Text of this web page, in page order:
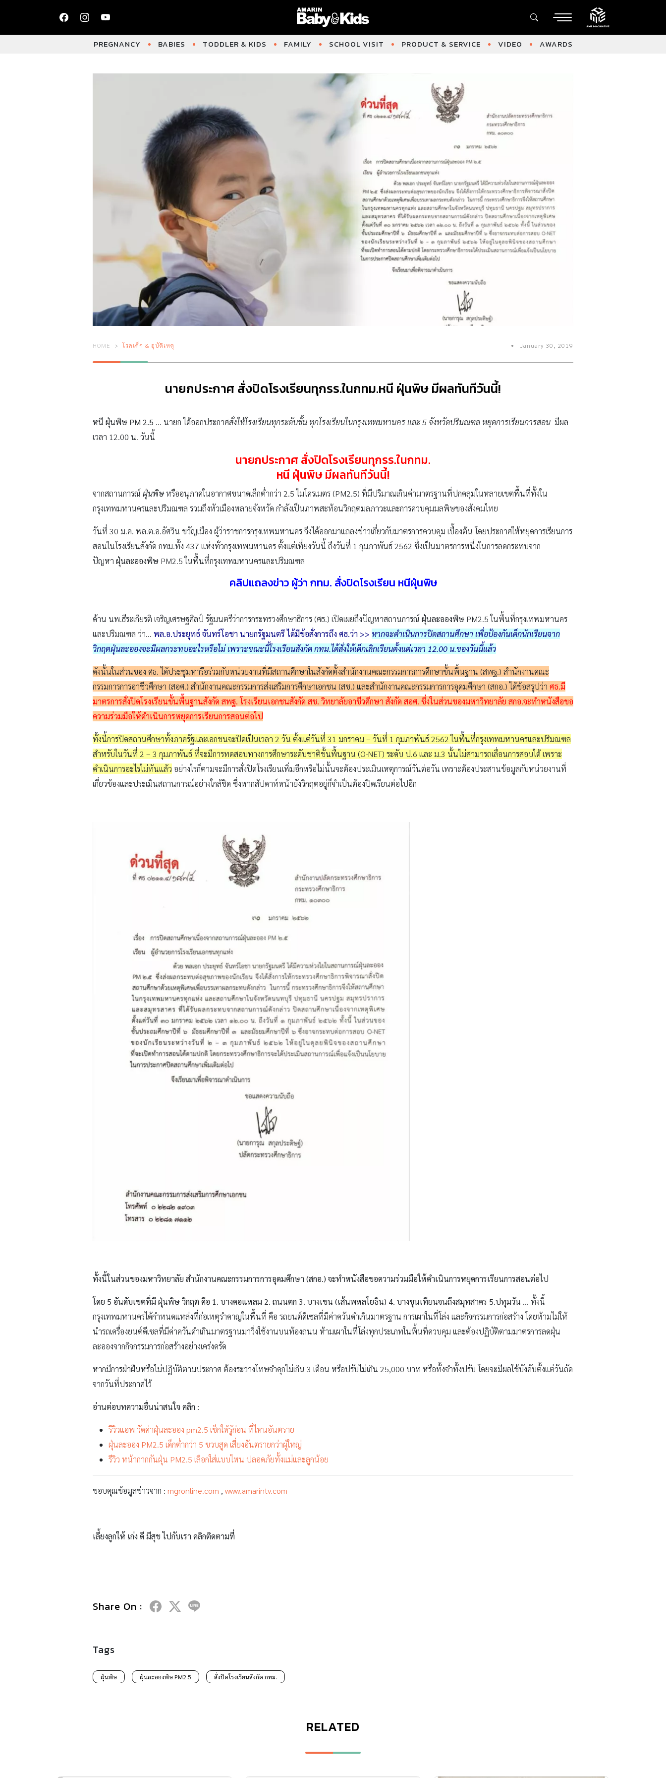
PREGNANCY BABIES TODDLER & KIDS FAMILY SCHOOL VISIT PRODUCT & SERVICE VIDEO AWARDS
HOME โรคเด็ก & อุบัติเหตุ January 30, 2019
นายกประกาศ สั่งปิดโรงเรียนทุกรร.ในกทม.หนี ฝุ่นพิษ มีผลทันทีวันนี้!
หนี ฝุ่นพิษ PM 2.5 … นายก ได้ออกประกาศสั่งให้โรงเรียนทุกระดับชั้น ทุกโรงเรียนในกรุงเทพมหานคร และ 5 จังหวัดปริมณฑล หยุดการเรียนการสอน มีผล
เวลา 12.00 น. วันนี้
นายกประกาศ สั่งปิดโรงเรียนทุกรร.ในกทม.
หนี ฝุ่นพิษ มีผลทันทีวันนี้!
จากสถานการณ์ ฝุ่นพิษหรืออนุภาคในอากาศขนาดเล็กต่ำกว่า 2.5 ไมโครเมตร (PM2.5) ที่มีปริมาณเกินค่ามาตรฐานที่ปกคลุมในหลายเขตพื้นที่ทั้งใน
กรุงเทพมหานครและปริมณฑล รวมถึงหัวเมืองหลายจังหวัด กำลังเป็นภาพสะท้อนวิกฤตมลภาวะและการควบคุมมลพิษของสังคมไทย
วันที่ 30 ม.ค. พล.ต.อ.อัศวิน ขวัญเมือง ผู้ว่าราชการกรุงเทพมหานคร จึงได้ออกมาแถลงข่าวเกี่ยวกับมาตรการควบคุม เบื้องต้น โดยประกาศให้หยุดการเรียนการ
สอนในโรงเรียนสังกัด กทม.ทั้ง 437 แห่งทั่วกรุงเทพมหานคร ตั้งแต่เที่ยงวันนี้ ถึงวันที่ 1 กุมภาพันธ์ 2562 ซึ่งเป็นมาตรการหนึ่งในการลดกระทบจาก
ปัญหา ฝุ่นละอองพิษ PM2.5 ในพื้นที่กรุงเทพมหานครและปริมณฑล
คลิปแถลงข่าว ผู้ว่า กทม. สั่งปิดโรงเรียน หนีฝุ่นพิษ
ด้าน นพ.ธีระเกียรติ เจริญเศรษฐศิลป์ รัฐมนตรีว่าการกระทรวงศึกษาธิการ (ศธ.) เปิดเผยถึงปัญหาสถานการณ์ ฝุ่นละอองพิษ PM2.5 ในพื้นที่กรุงเทพมหานคร
และปริมณฑล ว่า… พล.อ.ประยุทธ์ จันทร์โอชา นายกรัฐมนตรี ได้มีข้อสั่งการถึง ศธ.ว่า >> หากจะดำเนินการปิดสถานศึกษา เพื่อป้องกันเด็กนักเรียนจาก
วิกฤตฝุ่นละอองจะมีผลกระทบอะไรหรือไม่ เพราะขณะนี้โรงเรียนสังกัด กทม.ได้สั่งให้เด็กเลิกเรียนตั้งแต่เวลา 12.00 น.ของวันนี้แล้ว
ดังนั้นในส่วนของ ศธ. ได้ประชุมหารือร่วมกับหน่วยงานที่มีสถานศึกษาในสังกัดตั้งสำนักงานคณะกรรมการการศึกษาขั้นพื้นฐาน (สพฐ.) สำนักงานคณะ
กรรมการการอาชีวศึกษา (สอศ.) สำนักงานคณะกรรมการส่งเสริมการศึกษาเอกชน (สช.) และสำนักงานคณะกรรมการการอุดมศึกษา (สกอ.) ได้ข้อสรุปว่า ศธ.มี
มาตรการสั่งปิดโรงเรียนขั้นพื้นฐานสังกัด สพฐ. โรงเรียนเอกชนสังกัด สช. วิทยาลัยอาชีวศึกษา สังกัด สอศ. ซึ่งในส่วนของมหาวิทยาลัย สกอ.จะทำหนังสือขอ
ความร่วมมือให้ดำเนินการหยุดการเรียนการสอนต่อไป
ทั้งนี้การปิดสถานศึกษาทั้งภาครัฐและเอกชนจะปิดเป็นเวลา 2 วัน ตั้งแต่วันที่ 31 มกราคม – วันที่ 1 กุมภาพันธ์ 2562 ในพื้นที่กรุงเทพมหานครและปริมณฑล
สำหรับในวันที่ 2 – 3 กุมภาพันธ์ ที่จะมีการทดสอบทางการศึกษาระดับชาติขั้นพื้นฐาน (O-NET) ระดับ ป.6 และ ม.3 นั้นไม่สามารถเลื่อนการสอบได้ เพราะ
ดำเนินการอะไรไม่ทันแล้ว อย่างไรก็ตามจะมีการสั่งปิดโรงเรียนเพิ่มอีกหรือไม่นั้นจะต้องประเมินเหตุการณ์วันต่อวัน เพราะต้องประสานข้อมูลกับหน่วยงานที่
เกี่ยวข้องและประเมินสถานการณ์อย่างใกล้ชิด ซึ่งหากสัปดาห์หน้ายังวิกฤตอยู่ก็จำเป็นต้องปิดเรียนต่อไปอีก
ทั้งนี้ในส่วนของมหาวิทยาลัย สำนักงานคณะกรรมการการอุดมศึกษา (สกอ.) จะทำหนังสือขอความร่วมมือให้ดำเนินการหยุดการเรียนการสอนต่อไป
โดย 5 อันดับเขตที่มี ฝุ่นพิษ วิกฤต คือ 1. บางคอแหลม 2. ถนนตก 3. บางเขน (เส้นพหลโยธิน) 4. บางขุนเทียนจนถึงสมุทสาคร 5.ปทุมวัน … ทั้งนี้
กรุงเทพมหานครได้กำหนดแหล่งที่ก่อเหตุรำคาญในพื้นที่ คือ รถยนต์ดีเซลที่มีค่าควันดำเกินมาตรฐาน การเผาในที่โล่ง และกิจกรรมการก่อสร้าง โดยห้ามไม่ให้
นำรถเครื่องยนต์ดีเซลที่มีค่าควันดำเกินมาตรฐานมาวิ่งใช้งานบนท้องถนน ห้ามเผาในที่โล่งทุกประเภทในพื้นที่ควบคุม และต้องปฏิบัติตามมาตรการลดฝุ่น
ละอองจากกิจกรรมการก่อสร้างอย่างเคร่งครัด
หากมีการฝ่าฝืนหรือไม่ปฏิบัติตามประกาศ ต้องระวางโทษจำคุกไม่เกิน 3 เดือน หรือปรับไม่เกิน 25,000 บาท หรือทั้งจำทั้งปรับ โดยจะมีผลใช้บังคับตั้งแต่วันถัด
จากวันที่ประกาศไว้
อ่านต่อบทความอื่นน่าสนใจ คลิก :
รีวิวแอพ วัดค่าฝุ่นละออง pm2.5 เช็กให้รู้ก่อน ที่ไหนอันตราย
ฝุ่นละออง PM2.5 เด็กต่ำกว่า 5 ขวบสูด เสี่ยงอันตรายกว่าผู้ใหญ่
รีวิว หน้ากากกันฝุ่น PM2.5 เลือกใส่แบบไหน ปลอดภัยทั้งแม่และลูกน้อย
ขอบคุณข้อมูลข่าวจาก : mgronline.com , www.amarintv.com
เลี้ยงลูกให้ เก่ง ดี มีสุข ไปกับเรา คลิกติดตามที่
Share On :
Tags
ฝุ่นพิษ ฝุ่นละอองพิษ PM2.5 สั่งปิดโรงเรียนสังกัด กทม.
RELATED